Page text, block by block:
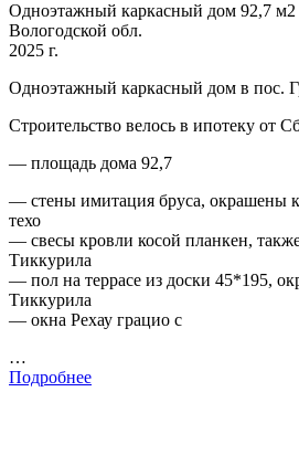
Одноэтажный каркасный дом 92,7 м2
Вологодской обл.
2025 г.
Одноэтажный каркасный дом в пос.
Строительство велось в ипотеку от
— площадь дома 92,7
— стены имитация бруса, окрашены
техо
— свесы кровли косой планкен,
Тиккурила
— пол на террасе из доски 45*195,
Тиккурила
— окна Рехау грацио с
…
Подробнее